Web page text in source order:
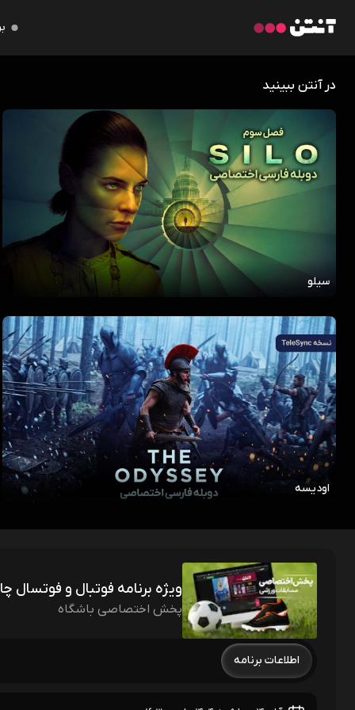
در آنتن ببینید
سیلو
اودیسه
ویژه برنامه فوتبال و فوتسال
پخش اختصاصی باشگاه
اطلاعات برنامه